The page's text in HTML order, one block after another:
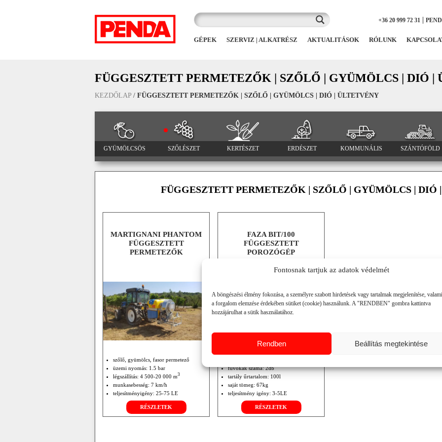
Fontosnak tartjuk az adatok védelmét
A böngészési élmény fokozása, a személyre szabott hirdetések vagy tartalmak megjelenítése,
a forgalom elemzése érdekében sütiket (cookie) használunk. A "RENDBEN" gombra kattintva
hozzájárulhat a sütik használatához.
Rendben Beállítás megtekintése
+36 20 999 72 31 |
GÉPEK SZERVIZ | ALKATRÉSZ AKTUALITÁSOK RÓLUNK
FÜGGESZTETT PERMETEZŐK | SZŐLŐ | GYÜMÖLCS | DIÓ |
KEZDŐLAP / FÜGGESZTETT PERMETEZŐK | SZŐLŐ | GYÜMÖLCS | DIÓ | ÜLTETVÉNY
GYÜMÖLCSÖS SZŐLÉSZET KERTÉSZET ERDÉSZET KOMMUNÁLIS SZÁNTÓFÖLD
FÜGGESZTETT PERMETEZŐK | SZŐLŐ | GYÜMÖLCS | DIÓ
MARTIGNANI PHANTOM
FÜGGESZTETT
PERMETEZŐK
szőlő, gyümölcs, fasor permetező
üzemi nyomás: 1.5 bar
légszállítás: 4 500-20 000 m3
munkasebesség: 7 km/h
teljesítményigény: 25-75 LE
TLT 540 fordulat/perc
RÉSZLETEK
FAZA BIT/100
FÜGGESZTETT
POROZÓGÉP
fúvókák száma: 2db
tartály űrtartalom: 100l
saját tömeg: 67kg
teljesítmény igény: 3-5LE
RÉSZLETEK